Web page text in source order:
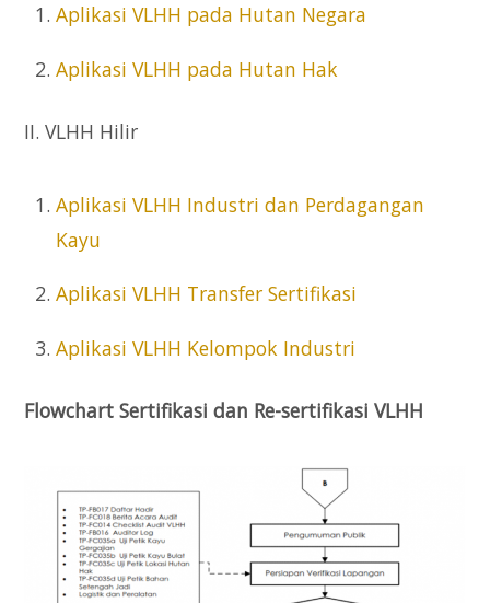
Aplikasi VLHH pada Hutan Negara
Aplikasi VLHH pada Hutan Hak
II. VLHH Hilir
Aplikasi VLHH Industri dan Perdagangan
Kayu
Aplikasi VLHH Transfer Sertifikasi
Aplikasi VLHH Kelompok Industri
Flowchart Sertifikasi dan Re-sertifikasi VLHH